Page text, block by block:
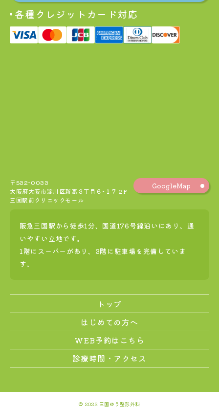
各種クレジットカード対応
〒532-0033
大阪府大阪市淀川区新高３丁目６−１７ 2F
三国駅前クリニックモール
GoogleMap
阪急三国駅から徒歩1分、国道176号線沿いにあり、通
いやすい立地です。
1階にスーパーがあり、3階に駐車場を完備していま
す。
トップ
はじめての方へ
WEB予約はこちら
診療時間・アクセス
© 2022 三国ゆう整形外科